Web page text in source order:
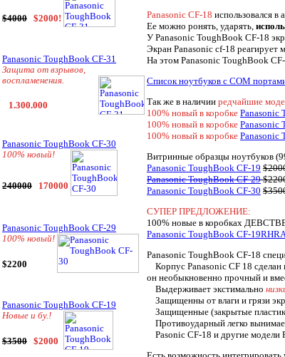
$4000 $2000!
Panasonic ToughBook CF-31
Защита от взрывов,
воспламенения.
1.300.000
Panasonic ToughBook CF-30
100% новый!
240000 170000
Panasonic ToughBook CF-29
100% новый!
$2200
Panasonic ToughBook CF-19
Новые и бу.!
$3500 $2000
Panasonic CF-18 использовался
Ее можно ронять, ударять,
У Panasonic ToughBook CF-18
Экран Panasonic cf-18 реагирует
На этом Panasonic ToughBook
Список ноутбуков с COM
Так же в наличии редчайшие
100% новый в коробке Panasonic
100% новый в коробке Panasonic
100% новый в коробке Panasonic
Витринные образцы ноутбуков
Panasonic ToughBook CF-19
Panasonic ToughBook CF-29
Panasonic ToughBook CF-30
СУПЕР ПРЕДЛОЖЕНИЕ:
100% новые в коробках
Panasonic ToughBook CF-
Panasonic ToughBook CF-18
Корпус Panasonic CF 18 сделан
он необыкновенно прочный и
Выдерживает экстимально
Защищенны от влаги и грязи
Защищенные (закрытые
Противоударный легко
Pasonic CF-18 и другие модели